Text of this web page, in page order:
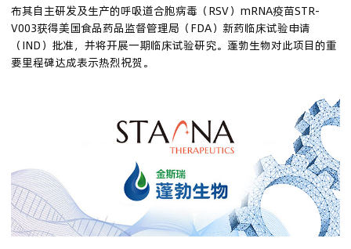
mRNA CDMO
联系我们
登录
布其自主研发及生产的呼吸道合胞病毒（RSV）mRNA疫苗STR-
V003获得美国食品药品监督管理局（FDA）新药临床试验申请
（IND）批准，并将开展一期临床试验研究。蓬勃生物对此项目的重
要里程碑达成表示热烈祝贺。